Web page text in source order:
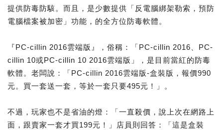
提供防毒防駭。而且，是少數提供「反電腦綁架勒索，預防
電腦檔案被加密」功能，的全方位防毒軟體。
『PC-cillin 2016雲端版』，俗稱：「PC-cillin 2016、PC-
cillin 10或PC-cillin 10 2016雲端版」，是目前當紅的防毒
軟體。老闆說：「PC-cillin 2016雲端版-盒裝版，報價990
元。買一套送一套，等於一套只要495元！」。
不過，玩家也不是省油的燈：「一直殺價，說上次在網路上
面，跟賣家一套才買199元！」店員則回答：「這是盒裝